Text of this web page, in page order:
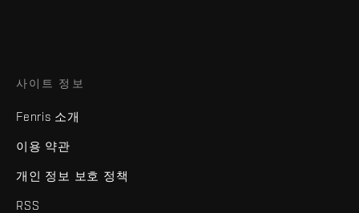
사이트 정보
Fenris 소개
이용 약관
개인 정보 보호 정책
RSS